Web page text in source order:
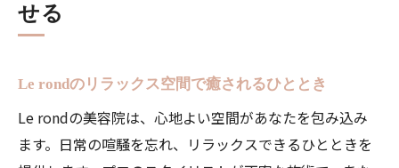
せる
Le rondのリラックス空間で癒されるひととき
Le rondの美容院は、心地よい空間があなたを包み込み
ます。日常の喧騒を忘れ、リラックスできるひとときを